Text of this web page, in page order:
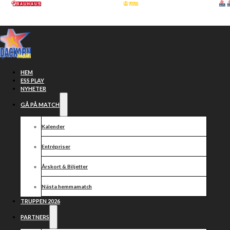
Hoppa till huvudinnehåll
HEM
ESS PLAY
NYHETER
GÅ PÅ MATCH
Kalender
Entrépriser
Årskort & Biljetter
Nästa hemmamatch
TRUPPEN 2026
PARTNERS
Prova på